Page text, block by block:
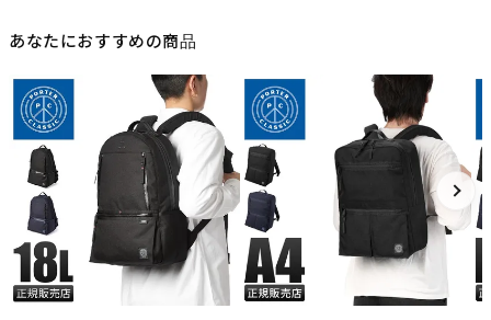
あなたにおすすめの商品